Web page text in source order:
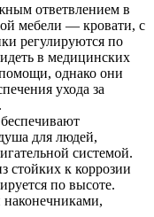
ответвлением в
мебели — кровати, с
регулируются по
в медицинских
однако они
ухода за
для людей,
системой.
стойких к коррозии
по высоте.